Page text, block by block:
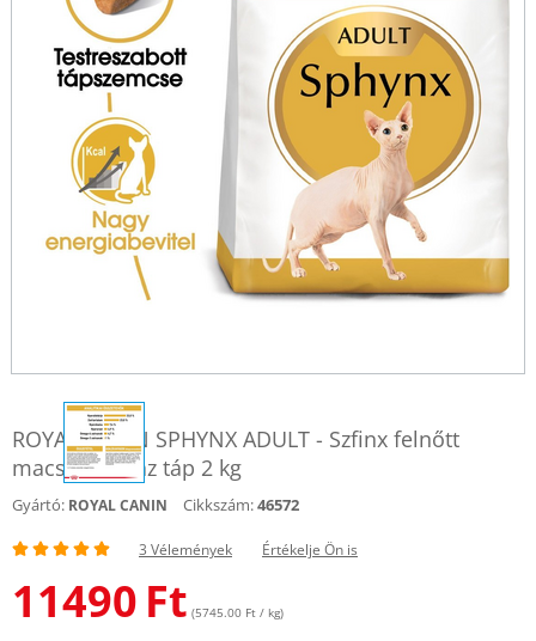
ROYAL CANIN SPHYNX ADULT - Szfinx felnőtt
macska száraz táp 2 kg
Gyártó: ROYAL CANIN Cikkszám:46572
3 Vélemények Értékelje Ön is
11490 Ft (5745.00 Ft / kg)